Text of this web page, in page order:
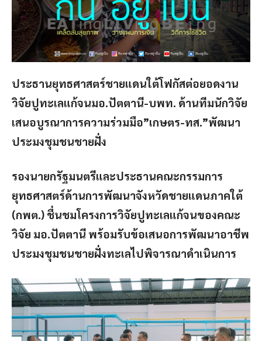
ประธานยุทธศาสตร์ชายแดนใต้โฟกัสต่อยอดงาน
วิจัยปูทะเลแก้จนมอ.ปัตตานี-บพท. ด้านทีมนักวิจัย
เสนอบูรณาการความร่วมมือ”เกษตร-ทส.”พัฒนา
ประมงชุมชนชายฝั่ง
รองนายกรัฐมนตรีและประธานคณะกรรมการ
ยุทธศาสตร์ด้านการพัฒนาจังหวัดชายแดนภาคใต้
(กพต.) ชื่นชมโครงการวิจัยปูทะเลแก้จนของคณะ
วิจัย มอ.ปัตตานี พร้อมรับข้อเสนอการพัฒนาอาชีพ
ประมงชุมชนชายฝั่งทะเลไปพิจารณาดำเนินการ